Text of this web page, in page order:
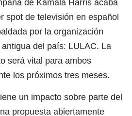
de Kamala Harris acaba
spot de televisión en español
por la organización
del país: LULAC. La
será vital para ambos
los próximos tres meses.
un impacto sobre parte del
propuesta abiertamente